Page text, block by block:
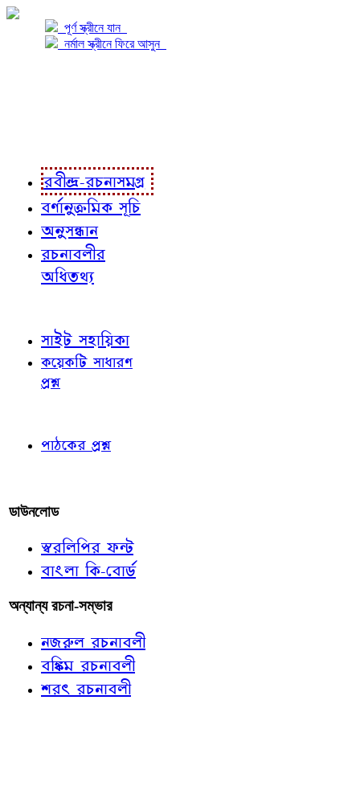
পূর্ণ স্ক্রীনে যান
নর্মাল স্ক্রীনে ফিরে আসুন
রবীন্দ্র-রচনাসমগ্র
বর্ণানুক্রমিক সূচি
অনুসন্ধান
রচনাবলীর
অধিতথ্য
সাইট সহায়িকা
কয়েকটি সাধারণ
প্রশ্ন
পাঠকের প্রশ্ন
ডাউনলোড
স্বরলিপির ফন্ট
বাংলা কি-বোর্ড
অন্যান্য রচনা-সম্ভার
নজরুল রচনাবলী
বঙ্কিম রচনাবলী
শরৎ রচনাবলী